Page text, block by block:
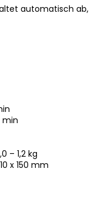
automatisch ab,
min
– 1,2 kg
x 150 mm